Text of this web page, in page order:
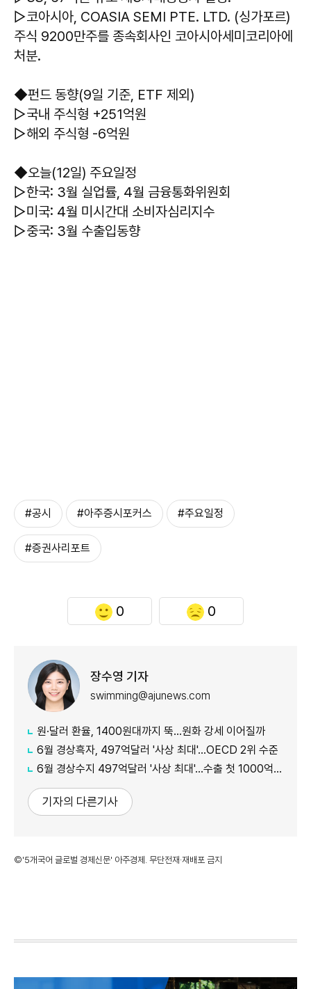
▷코아시아, COASIA SEMI PTE. LTD. (싱가포르)
주식 9200만주를 종속회사인 코아시아세미코리아에
처분.
◆펀드 동향(9일 기준, ETF 제외)
▷국내 주식형 +251억원
▷해외 주식형 -6억원
◆오늘(12일) 주요일정
▷한국: 3월 실업률, 4월 금융통화위원회
▷미국: 4월 미시간대 소비자심리지수
▷중국: 3월 수출입동향
#공시 #아주증시포커스 #주요일정
#증권사리포트
0 0
장수영 기자
swimming@ajunews.com
원·달러 환율, 1400원대까지 뚝…원화 강세 이어질까
6월 경상흑자, 497억달러 '사상 최대'…OECD 2위 수준
6월 경상수지 497억달러 '사상 최대'…수출 첫 1000억달러 돌파
기자의 다른기사
©'5개국어 글로벌 경제신문' 아주경제. 무단전재·재배포 금지